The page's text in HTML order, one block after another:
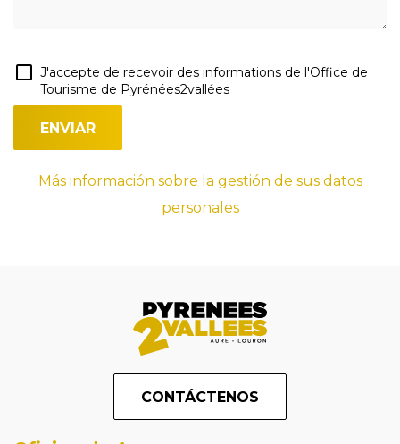
J'accepte de recevoir des informations de l'Office de
Tourisme de Pyrénées2vallées
Más información sobre la gestión de sus datos
personales
CONTÁCTENOS